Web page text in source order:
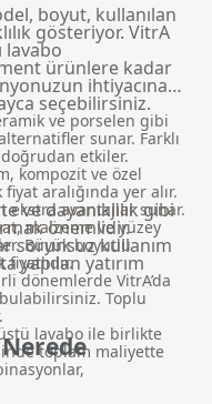
boyut, kullanılan
gösteriyor. VitrA
lavabo
ürünlere kadar
ihtiyacına
seçebilirsiniz.
ve porselen gibi
sunar. Farklı
etkiler.
kompozit ve özel
aralığında yer alır.
ekstra avantajlar sunar.
malzeme ve yüzey
Büyük boyutlu
dönemlerde VitrA’da
Toplu
lavabo ile birlikte
toplam maliyette
ve dayanıklılık gibi
önemlidir.
sorunsuz kullanım
yapılan yatırım